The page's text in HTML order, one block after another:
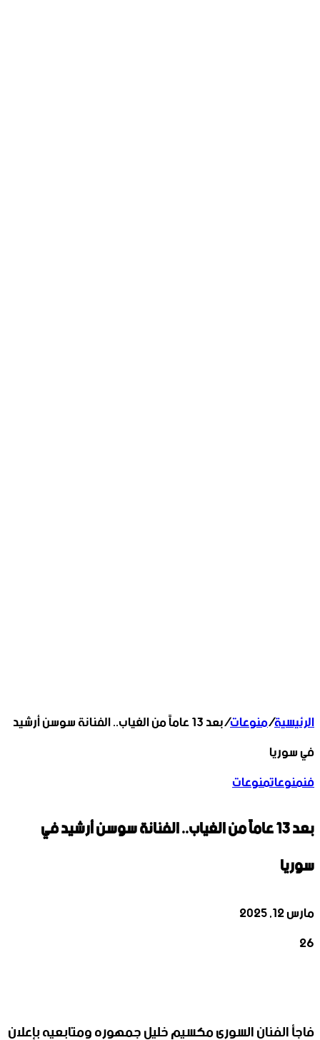
الرئيسية/منوعات/
بعد 13 عاماً من الغياب.. الفنانة سوسن أرشيد
في سوريا
فنمنوعاتمنوعات
بعد 13 عاماً من الغياب.. الفنانة سوسن أرشيد في
سوريا
مارس 12, 2025
26
فاجأ الفنان السوري مكسيم خليل جمهوره ومتابعيه بإعلان